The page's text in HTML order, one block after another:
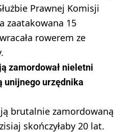
Prawnej Komisji
zaatakowana 15
rowerem ze
zamordował nieletni
unijnego urzędnika
brutalnie zamordowaną
skończyłaby 20 lat.